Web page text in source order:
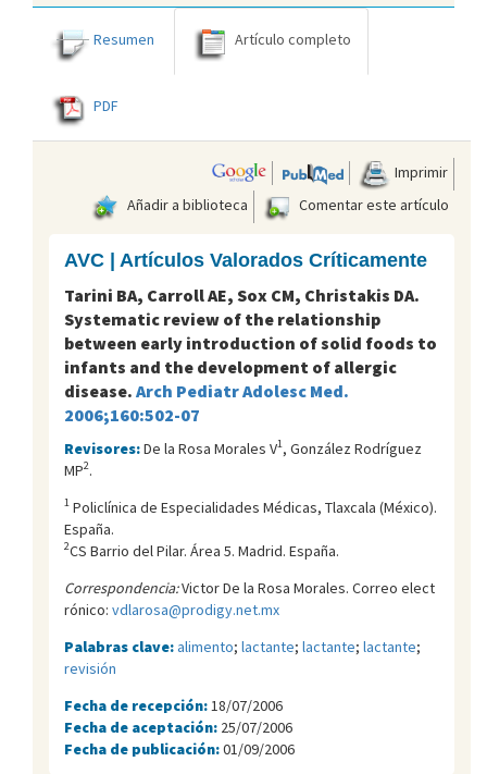
Resumen Artículo completo
PDF
Imprimir
Añadir a biblioteca
Comentar este artículo
AVC | Artículos Valorados Críticamente
Tarini BA, Carroll AE, Sox CM, Christakis DA.
Systematic review of the relationship
between early introduction of solid foods to
infants and the development of allergic
disease. Arch Pediatr Adolesc Med.
2006;160:502-07
Revisores:De la Rosa Morales V1, González Rodríguez
MP2.
1 Policlí­nica de Especialidades Médicas, Tlaxcala (México).
España.
2CS Barrio del Pilar. Área 5. Madrid. España.
Correspondencia:Victor De la Rosa Morales. Correo elect
rónico: vdlarosa@prodigy.net.mx
Palabras clave:alimento; lactante; lactante; lactante;
revisión
Fecha de recepción: 18/07/2006
Fecha de aceptación: 25/07/2006
Fecha de publicación:01/09/2006